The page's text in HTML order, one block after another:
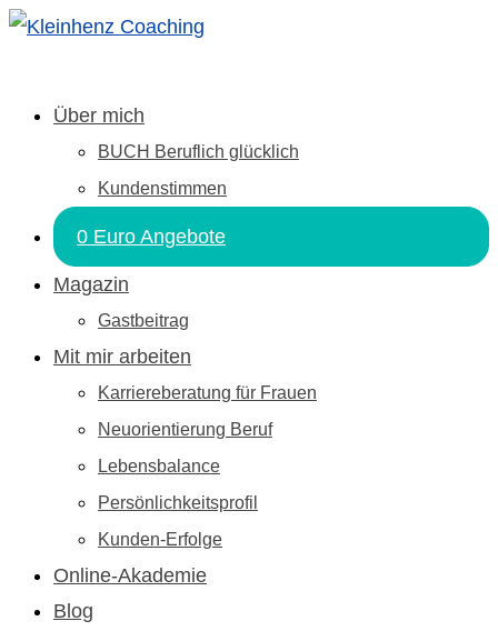
Über mich
BUCH Beruflich glücklich
Kundenstimmen
0 Euro Angebote
Magazin
Gastbeitrag
Mit mir arbeiten
Karriereberatung für Frauen
Neuorientierung Beruf
Lebensbalance
Persönlichkeitsprofil
Kunden-Erfolge
Online-Akademie
Blog